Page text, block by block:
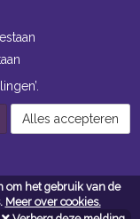
om het gebruik van de
Meer over cookies.
Alles accepteren